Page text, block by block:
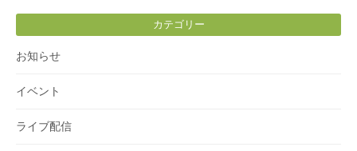
カテゴリー
お知らせ
イベント
ライブ配信